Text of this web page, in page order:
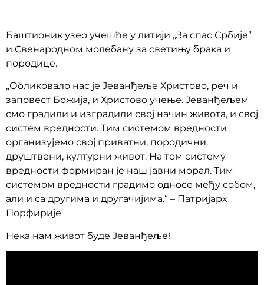
Баштионик узео учешће у литији „За спас Србије”
и Свенародном молебану за светињу брака и
породице.
„Обликовало нас је Јеванђеље Христово, реч и
заповест Божија, и Христово учење. Јеванђељем
смо градили и изградили свој начин живота, и свој
систем вредности. Тим системом вредности
организујемо свој приватни, породични,
друштвени, културни живот. На том систему
вредности формиран је наш јавни морал. Тим
системом вредности градимо односе међу собом,
али и са другима и другачијима.“ – Патријарх
Порфирије
Нека нам живот буде Јеванђеље!